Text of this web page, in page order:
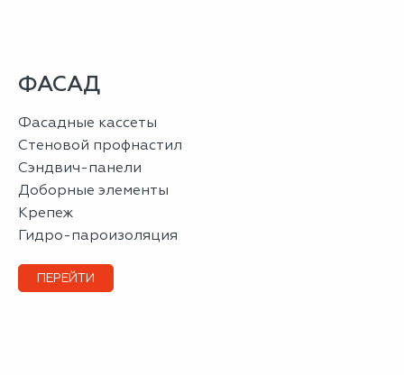
ФАСАД
фасадные кассеты
стеновой профнастил
сэндвич-панели
доборные элементы
крепеж
гидро-пароизоляция
ПЕРЕЙТИ